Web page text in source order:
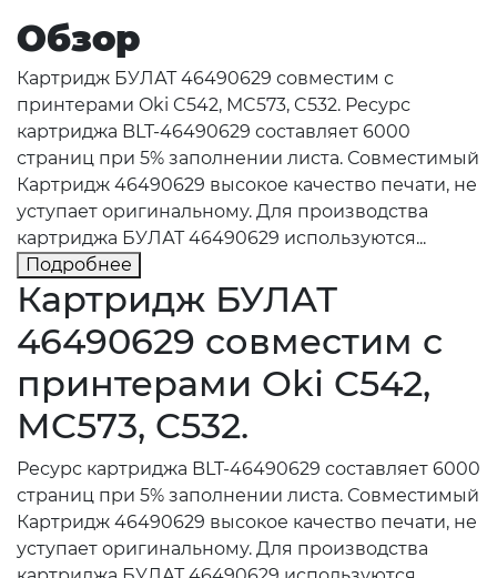
Обзор
Картридж БУЛАТ 46490629 совместим с
принтерами Oki C542, MC573, C532. Ресурс
картриджа BLT-46490629 составляет 6000
страниц при 5% заполнении листа. Совместимый
Картридж 46490629 высокое качество печати, не
уступает оригинальному. Для производства
картриджа БУЛАТ 46490629 используются...
Подробнее
Картридж БУЛАТ
46490629 совместим с
принтерами Oki C542,
MC573, C532.
Ресурс картриджа BLT-46490629 составляет 6000
страниц при 5% заполнении листа. Совместимый
Картридж 46490629 высокое качество печати, не
уступает оригинальному. Для производства